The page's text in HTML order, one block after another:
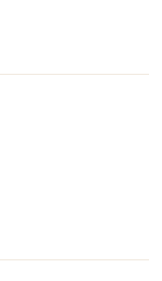
11 mètres. Sa
: Pilote